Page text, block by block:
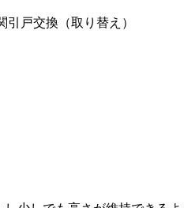
戸交換（取り替え）